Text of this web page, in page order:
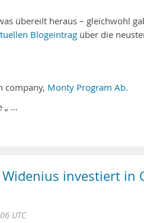
übereilt heraus – gleichwohl
Blogeintrag über die
company, Monty Program Ab.
„ …
investiert in
UTC